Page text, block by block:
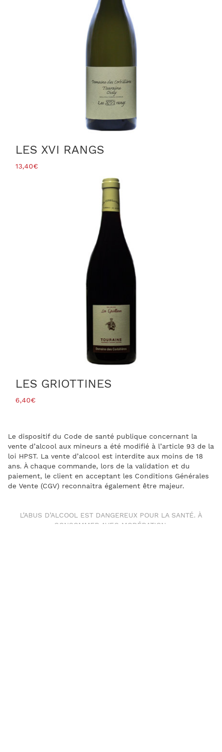
LES XVI RANGS
13,40€
LES GRIOTTINES
6,40€
Le dispositif du Code de santé publique concernant la
vente d’alcool aux mineurs a été modifié à l’article 93 de la
loi HPST. La vente d’alcool est interdite aux moins de 18
ans. À chaque commande, lors de la validation et du
paiement, le client en acceptant les Conditions Générales
de Vente (CGV) reconnaitra également être majeur.
L’ABUS D’ALCOOL EST DANGEREUX POUR LA SANTÉ. À
CONSOMMER AVEC MODÉRATION.